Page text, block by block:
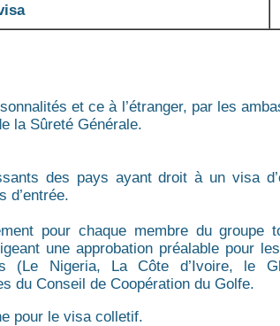
et ce à l’étranger, par les
la Sûreté Générale.
des pays ayant droit à un visa
d’entrée.
pour chaque membre du groupe
une approbation préalable pour
(Le Nigeria, La Côte d’Ivoire, le
du Conseil de Coopération du Golfe.
pour le visa colletif.